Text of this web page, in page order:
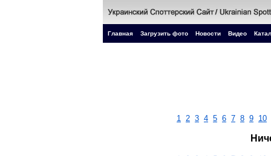
Главная Загрузить фото Новости Видео
1 2 3 4 5 6 7 8 9 10